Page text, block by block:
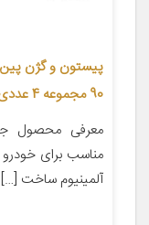
90 مجموعه 4 عددی
آلمینیوم ساخت […]